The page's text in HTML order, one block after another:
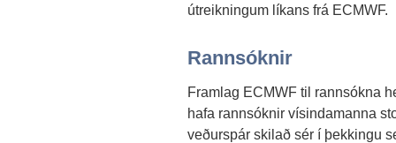
útreikningum líkans frá ECMWF.
Rannsóknir
Framlag ECMWF til rannsókna
hafa rannsóknir vísindamanna
veðurspár skilað sér í þekkingu